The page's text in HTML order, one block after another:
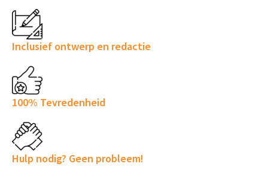
Inclusief ontwerp en redactie
100% Tevredenheid
Hulp nodig? Geen probleem!
Bestand
Vraag/opmerking